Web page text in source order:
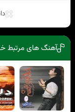
آهنگ های مرتبط